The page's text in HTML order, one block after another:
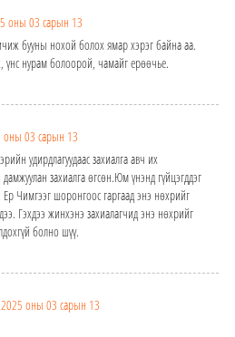
оны 03 сарын 13
бууны нохой болох ямар хэрэг байна аа.
үнс нурам болоорой, чамайг ерөөчье.
оны 03 сарын 13
удирдлагуудаас захиалга авч их
захиалга өгсөн.Юм үнэнд гүйцэгддэг
Чимгээг шоронгоос гаргаад энэ нөхрийг
Гэхдээ жинхэнэ захиалагчид энэ нөхрийг
болно шүү.
2025 оны 03 сарын 13